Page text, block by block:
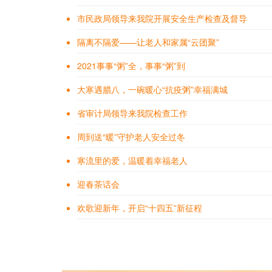
市民政局领导来我院开展安全生产检查及督导
隔离不隔爱——让老人和家属“云团聚”
2021事事“粥”全，事事“粥”到
大寒遇腊八，一碗暖心“抗疫粥”幸福满城
省审计局领导来我院检查工作
周到送“暖”守护老人安全过冬
寒流里的爱，温暖着幸福老人
迎春茶话会
欢歌迎新年，开启“十四五”新征程